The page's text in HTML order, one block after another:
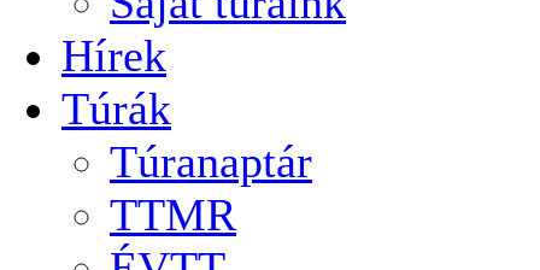
Hírek
Túrák
Túranaptár
TTMR